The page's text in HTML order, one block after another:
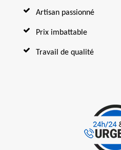
Artisan passionné
Prix imbattable
Travail de qualité